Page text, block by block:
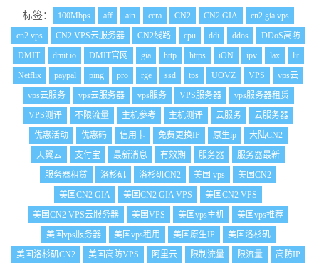
标签： 100Mbps aff ain cera CN2 CN2 GIA
cn2 gia vps
cn2 vps
CN2 VPS云服务器 CN2线路 cpu ddi ddos
DDoS高防
DMIT
dmit.io DMIT官网 gia http https iON ipv lax
lit
Netflix
paypal ping pro rge ssd tps UOVZ VPS
vps云
vps云服务
vps云服务器 vps服务 VPS服务器
vps服务器租赁
VPS测评
不限流量 主机参考 主机测评 云服务
云服务器
优惠活动
优惠码 信用卡 免费更换IP 原生ip
大陆CN2
天翼云
支付宝 最新消息 有效期 服务器
服务器最新
服务器租赁
洛杉矶 洛杉矶CN2 美国 vps
美国CN2
美国CN2 GIA
美国CN2 GIA VPS
美国CN2 VPS
美国CN2 VPS云服务器
美国VPS 美国vps主机
美国vps推荐
美国vps服务器
美国vps租用 美国原生IP
美国洛杉矶
美国洛杉矶CN2
美国高防VPS 阿里云 限制流量 限流量 高防IP